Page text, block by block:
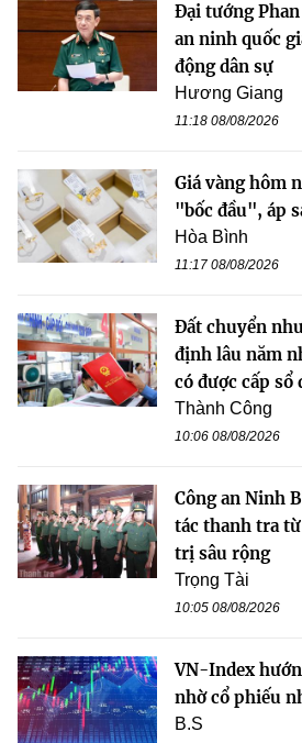
Đại tướng Phan
an ninh quốc
động dân sự
Hương Giang
11:18 08/08/2026
Giá vàng hôm
"bốc đầu", áp
Hòa Bình
11:17 08/08/2026
Đất chuyển
định lâu năm
có được cấp sổ
Thành Công
10:06 08/08/2026
Công an Ninh
tác thanh tra
trị sâu rộng
Trọng Tài
10:05 08/08/2026
VN-Index
nhờ cổ phiếu
B.S